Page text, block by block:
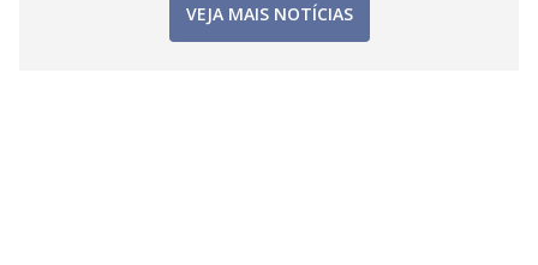
VEJA MAIS NOTÍCIAS